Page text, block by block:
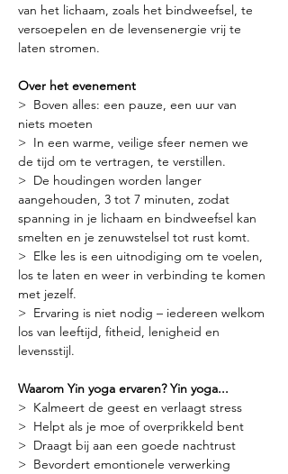
van het lichaam, zoals het bindweefsel, te
versoepelen en de levensenergie vrij te
laten stromen.
Over het evenement
>  Boven alles: een pauze, een uur van
niets moeten
>  In een warme, veilige sfeer nemen we
de tijd om te vertragen, te verstillen.
>  De houdingen worden langer
aangehouden, 3 tot 7 minuten, zodat
spanning in je lichaam en bindweefsel kan
smelten en je zenuwstelsel tot rust komt.
>  Elke les is een uitnodiging om te voelen,
los te laten en weer in verbinding te komen
met jezelf.
>  Ervaring is niet nodig – iedereen welkom
los van leeftijd, fitheid, lenigheid en
levensstijl.
Waarom Yin yoga ervaren? Yin yoga...
>  Kalmeert de geest en verlaagt stress
>  Helpt als je moe of overprikkeld bent
>  Draagt bij aan een goede nachtrust
>  Bevordert emontionele verwerking